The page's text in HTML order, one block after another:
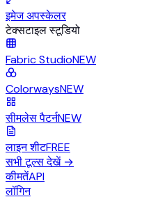
इमेज अपस्केलर
टेक्सटाइल स्टूडियो
Fabric StudioNEW
ColorwaysNEW
सीमलेस पैटर्नNEW
लाइन शीटFREE
सभी टूल्स देखें→
कीमतेंAPI
लॉगिन